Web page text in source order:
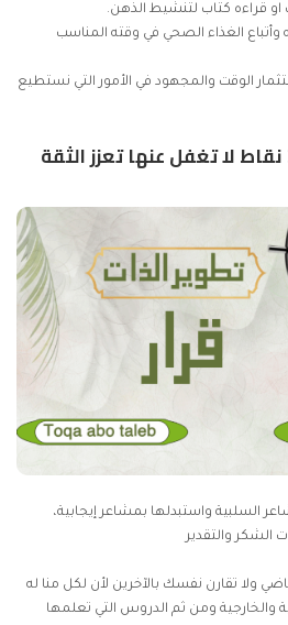
قراءه كتاب لتنشيط الذهن.
الغذاء الصحي في وقته المناسب
الوقت والمجهود في الأمور التي نستطيع
الثقة
السلبية واستبدلها بمشاعر إيجابية،
الشكر والتقدير
ولا تقارن نفسك بالآخرين لأن لكل منا له
والخارجية ومن ثم الدروس التي تعلمها